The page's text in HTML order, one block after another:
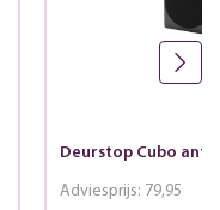
Deurstop Cubo
Adviesprijs: 79,95